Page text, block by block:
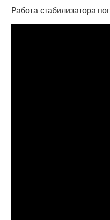
Работа стабилизатора